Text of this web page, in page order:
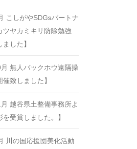
こしがやSDGsパートナ
ツヤカミキリ防除勉強
した】
月 無人バックホウ遠隔操
致しました】
月 越谷県土整備事務所よ
を受賞しました。】
川の国応援団美化活動